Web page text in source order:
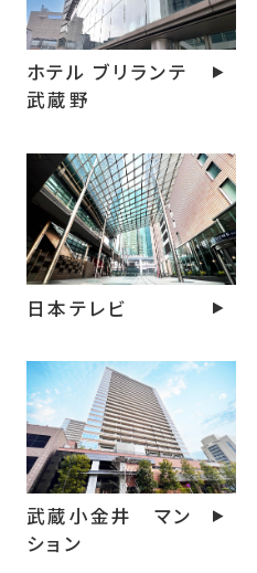
ホテル ブリランテ
武蔵野
日本テレビ
武蔵小金井 マン
ション